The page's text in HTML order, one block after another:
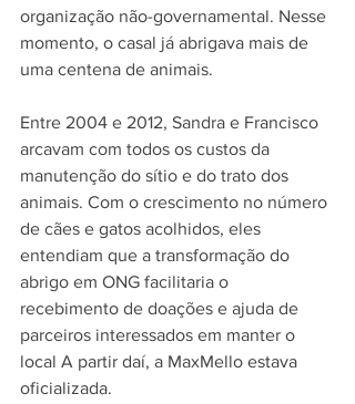
organização não-governamental. Nesse
momento, o casal já abrigava mais de
uma centena de animais.
Entre 2004 e 2012, Sandra e Francisco
arcavam com todos os custos da
manutenção do sítio e do trato dos
animais. Com o crescimento no número
de cães e gatos acolhidos, eles
entendiam que a transformação do
abrigo em ONG facilitaria o
recebimento de doações e ajuda de
parceiros interessados em manter o
local A partir daí, a MaxMello estava
oficializada.